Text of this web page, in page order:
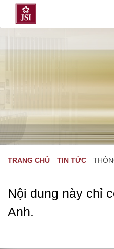
content
TRANG CHỦ TIN TỨC
Nội dung này chỉ
Anh.